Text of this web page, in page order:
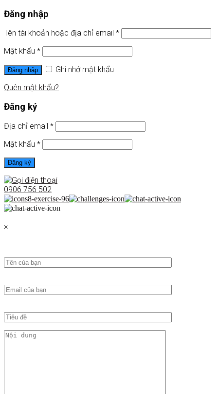
Đăng nhập
Tên tài khoản hoặc địa chỉ email *
Mật khẩu *
Đăng nhập
Ghi nhớ mật khẩu
Quên mật khẩu?
Đăng ký
Địa chỉ email *
Mật khẩu *
Đăng ký
0906 756 502
×